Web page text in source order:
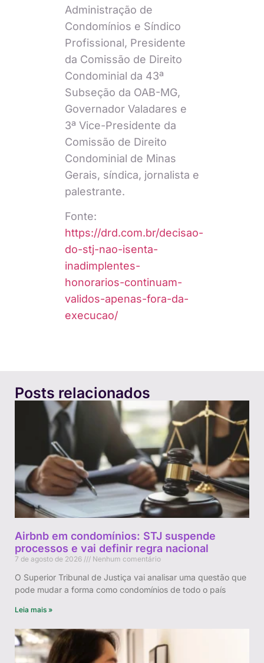
Administração de
Condomínios e Síndico
Profissional, Presidente
da Comissão de Direito
Condominial da 43ª
Subseção da OAB-MG,
Governador Valadares e
3ª Vice-Presidente da
Comissão de Direito
Condominial de Minas
Gerais, síndica, jornalista e
palestrante.
Fonte:
https://drd.com.br/decisao-
do-stj-nao-isenta-
inadimplentes-
honorarios-continuam-
validos-apenas-fora-da-
execucao/
Posts relacionados
Airbnb em condomínios: STJ suspende
processos e vai definir regra nacional
7 de agosto de 2026 Nenhum comentário
O Superior Tribunal de Justiça vai analisar uma questão que
pode mudar a forma como condomínios de todo o país
Leia mais »